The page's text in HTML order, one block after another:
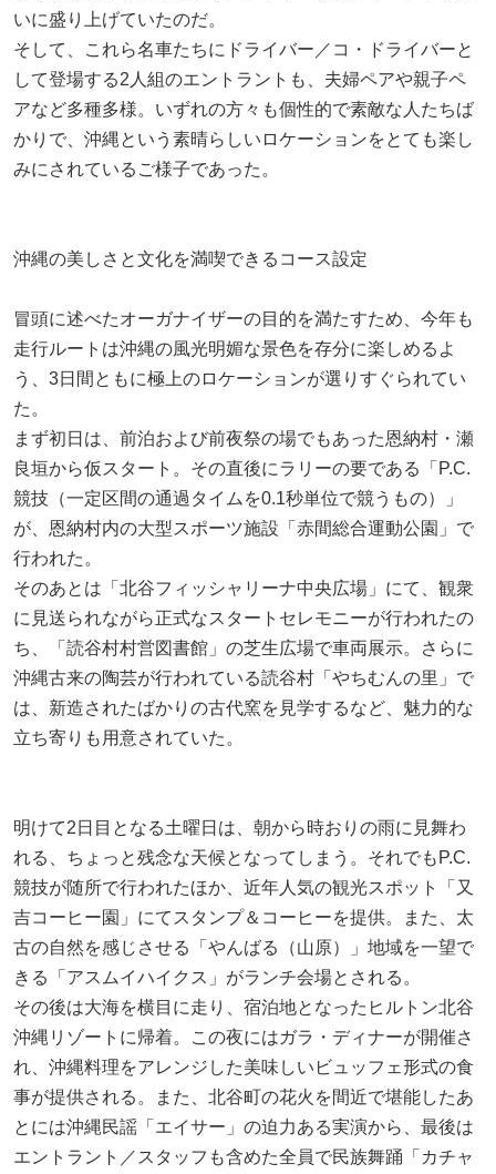
いに盛り上げていたのだ。
そして、これら名車たちにドライバー／コ・ドライバーと
して登場する2人組のエントラントも、夫婦ペアや親子ペ
アなど多種多様。いずれの方々も個性的で素敵な人たちば
かりで、沖縄という素晴らしいロケーションをとても楽し
みにされているご様子であった。
沖縄の美しさと文化を満喫できるコース設定
冒頭に述べたオーガナイザーの目的を満たすため、今年も
走行ルートは沖縄の風光明媚な景色を存分に楽しめるよ
う、3日間ともに極上のロケーションが選りすぐられてい
た。
まず初日は、前泊および前夜祭の場でもあった恩納村・瀬
良垣から仮スタート。その直後にラリーの要である「P.C.
競技（一定区間の通過タイムを0.1秒単位で競うもの）」
が、恩納村内の大型スポーツ施設「赤間総合運動公園」で
行われた。
そのあとは「北谷フィッシャリーナ中央広場」にて、観衆
に見送られながら正式なスタートセレモニーが行われたの
ち、「読谷村村営図書館」の芝生広場で車両展示。さらに
沖縄古来の陶芸が行われている読谷村「やちむんの里」で
は、新造されたばかりの古代窯を見学するなど、魅力的な
立ち寄りも用意されていた。
明けて2日目となる土曜日は、朝から時おりの雨に見舞わ
れる、ちょっと残念な天候となってしまう。それでもP.C.
競技が随所で行われたほか、近年人気の観光スポット「又
吉コーヒー園」にてスタンプ＆コーヒーを提供。また、太
古の自然を感じさせる「やんばる（山原）」地域を一望で
きる「アスムイハイクス」がランチ会場とされる。
その後は大海を横目に走り、宿泊地となったヒルトン北谷
沖縄リゾートに帰着。この夜にはガラ・ディナーが開催さ
れ、沖縄料理をアレンジした美味しいビュッフェ形式の食
事が提供される。また、北谷町の花火を間近で堪能したあ
とには沖縄民謡「エイサー」の迫力ある実演から、最後は
エントラント／スタッフも含めた全員で民族舞踊「カチャ